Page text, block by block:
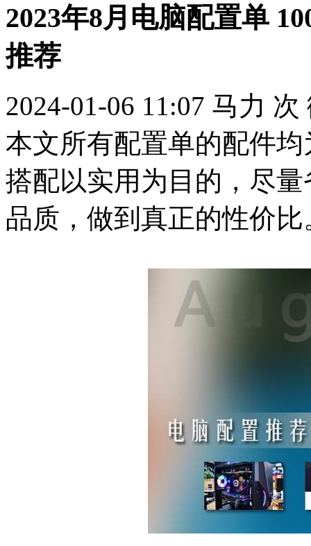
2023年8月电脑配置单
推荐
2024-01-06 11:07 马力 次
本文所有配置单的配件
搭配以实用为目的，尽
品质，做到真正的性价